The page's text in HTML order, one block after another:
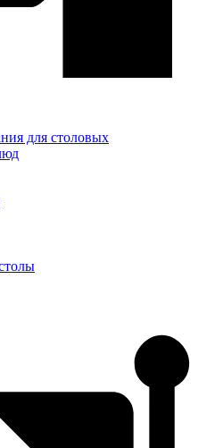
для столовых